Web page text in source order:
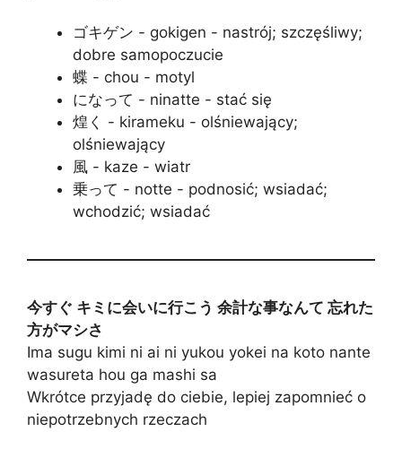
ゴキゲン - gokigen - nastrój; szczęśliwy;
dobre samopoczucie
蝶 - chou - motyl
になって - ninatte - stać się
煌く - kirameku - olśniewający;
olśniewający
風 - kaze - wiatr
乗って - notte - podnosić; wsiadać;
wchodzić; wsiadać
今すぐ キミに会いに行こう 余計な事なんて 忘れた
方がマシさ
Ima sugu kimi ni ai ni yukou yokei na koto nante
wasureta hou ga mashi sa
Wkrótce przyjadę do ciebie, lepiej zapomnieć o
niepotrzebnych rzeczach